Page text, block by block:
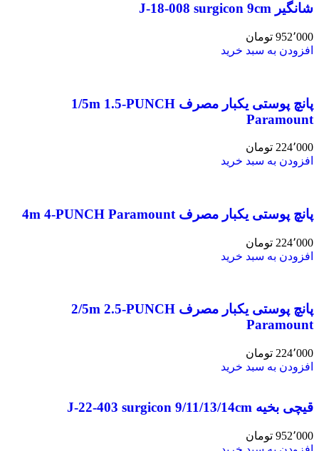
شانگیر J-18-008 surgicon 9cm
952٬000 تومان
افزودن به سبد خرید
پانچ پوستی یکبار مصرف 1/5m 1.5-PUNCH
Paramount
224٬000 تومان
افزودن به سبد خرید
پانچ پوستی یکبار مصرف 4m 4-PUNCH Paramount
224٬000 تومان
افزودن به سبد خرید
پانچ پوستی یکبار مصرف 2/5m 2.5-PUNCH
Paramount
224٬000 تومان
افزودن به سبد خرید
قیچی بخیه J-22-403 surgicon 9/11/13/14cm
952٬000 تومان